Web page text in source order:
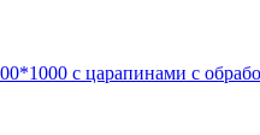
с царапинами с